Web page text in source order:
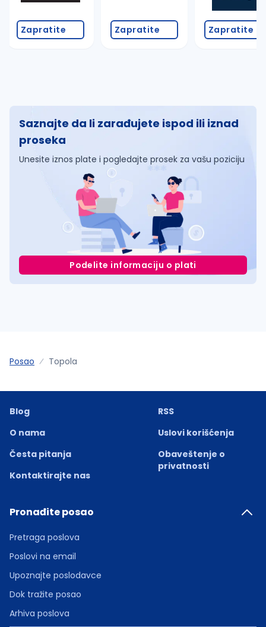
Zapratite Zapratite Zapratite
Saznajte da li zarađujete ispod ili iznad
proseka
Unesite iznos plate i pogledajte prosek za vašu poziciju
Podelite informaciju o plati
Posao Topola
Blog
O nama
Česta pitanja
Kontaktirajte nas
RSS
Uslovi korišćenja
Obaveštenje o
privatnosti
Pronađite posao
Pretraga poslova
Poslovi na email
Upoznajte poslodavce
Dok tražite posao
Arhiva poslova